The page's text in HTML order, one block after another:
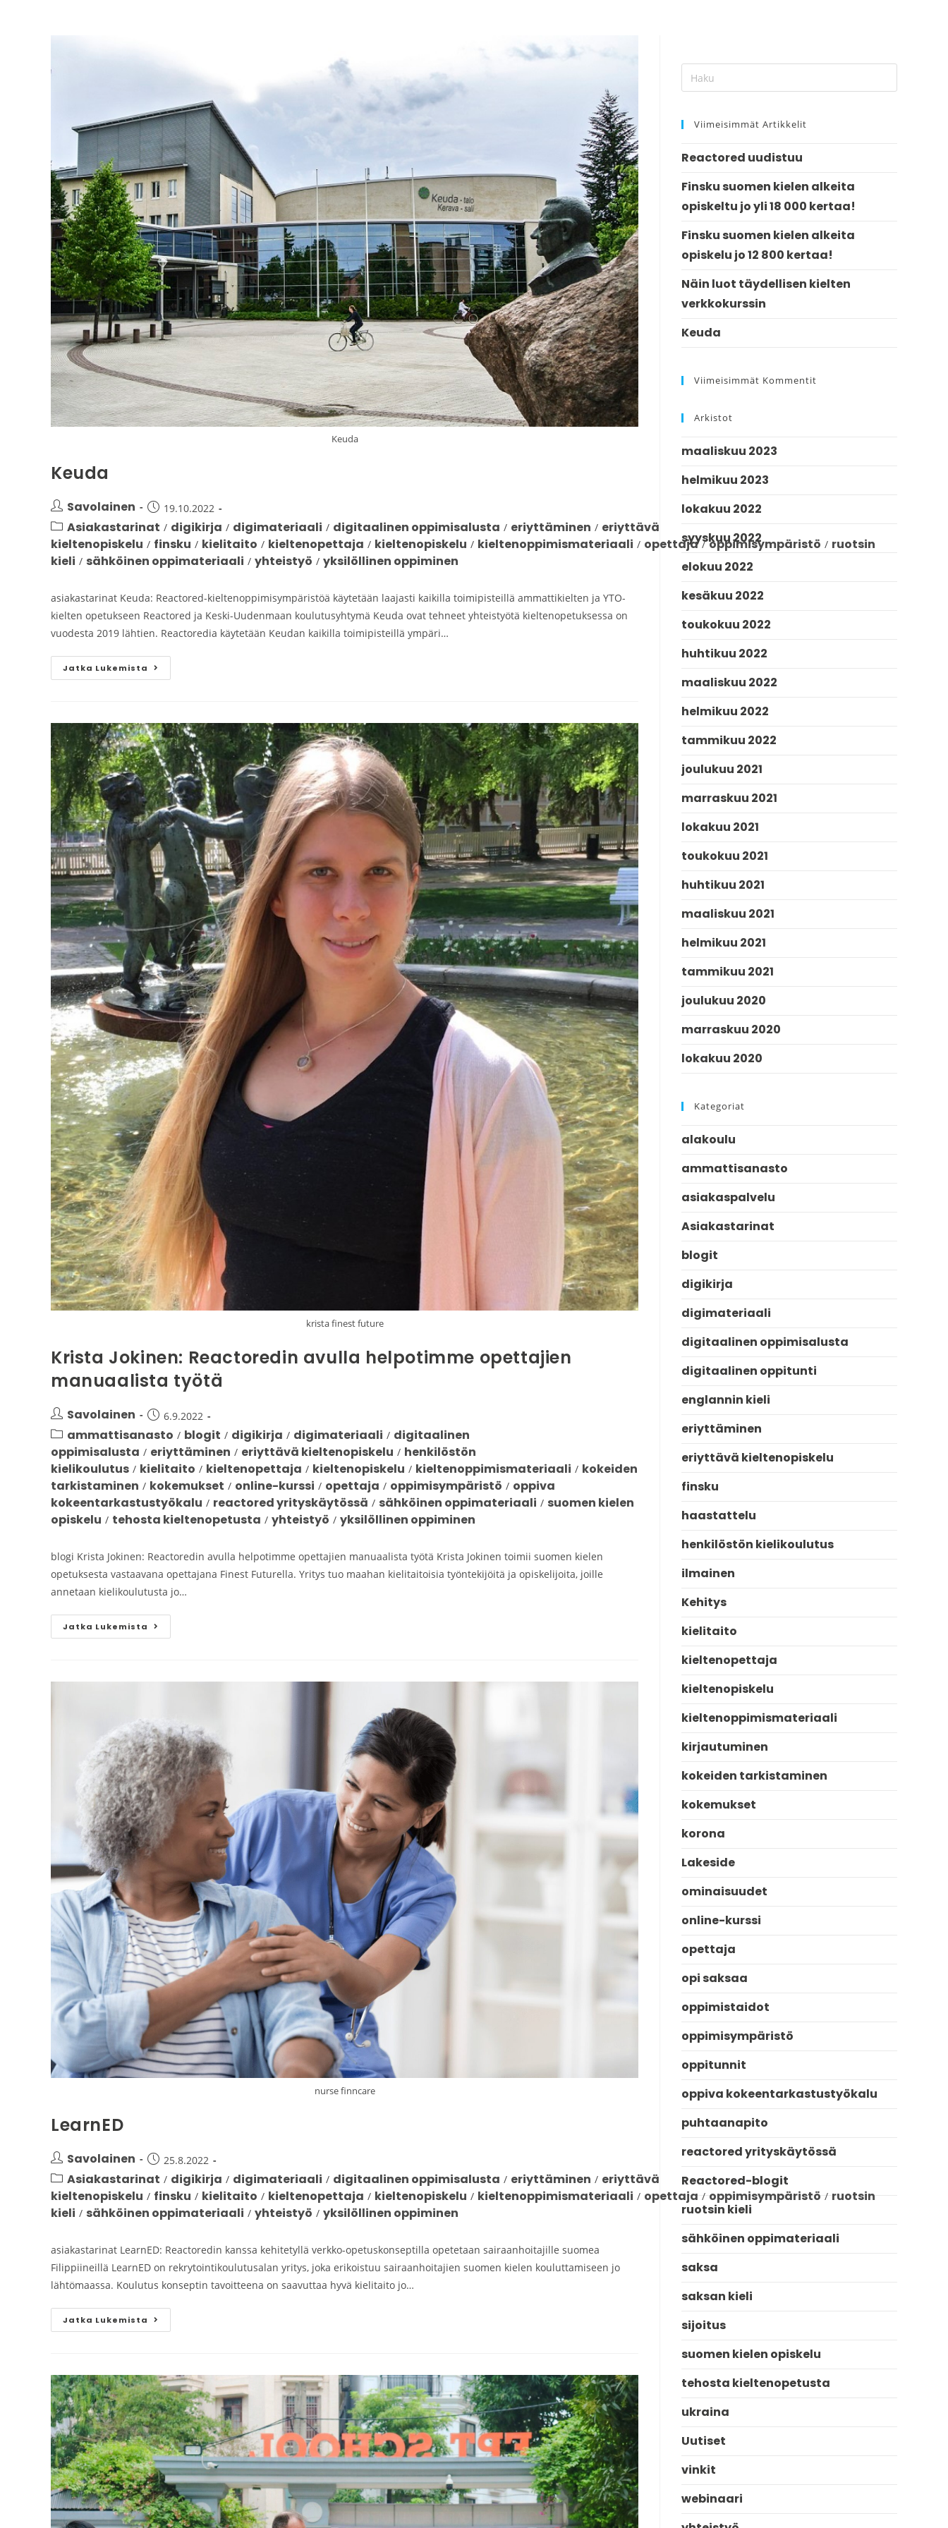
Keuda
Keuda
Savolainen 19.10.2022
Asiakastarinat / digikirja / digimateriaali / digitaalinen oppimisalusta / eriyttäminen / eriyttävä
kieltenopiskelu / finsku / kielitaito / kieltenopettaja / kieltenopiskelu / kieltenoppimismateriaali / opettaja / oppimisympäristö / ruotsin
kieli / sähköinen oppimateriaali / yhteistyö / yksilöllinen oppiminen
asiakastarinat Keuda: Reactored-kieltenoppimisympäristöä käytetään laajasti kaikilla toimipisteillä ammattikielten ja YTO-
kielten opetukseen Reactored ja Keski-Uudenmaan koulutusyhtymä Keuda ovat tehneet yhteistyötä kieltenopetuksessa on
vuodesta 2019 lähtien. Reactoredia käytetään Keudan kaikilla toimipisteillä ympäri…
Jatka Lukemista
krista finest future
Krista Jokinen: Reactoredin avulla helpotimme opettajien
manuaalista työtä
Savolainen 6.9.2022
ammattisanasto / blogit / digikirja / digimateriaali / digitaalinen
oppimisalusta / eriyttäminen / eriyttävä kieltenopiskelu / henkilöstön
kielikoulutus / kielitaito / kieltenopettaja / kieltenopiskelu / kieltenoppimismateriaali / kokeiden
tarkistaminen / kokemukset / online-kurssi / opettaja / oppimisympäristö / oppiva
kokeentarkastustyökalu / reactored yrityskäytössä / sähköinen oppimateriaali / suomen kielen
opiskelu / tehosta kieltenopetusta / yhteistyö / yksilöllinen oppiminen
blogi Krista Jokinen: Reactoredin avulla helpotimme opettajien manuaalista työtä Krista Jokinen toimii suomen kielen
opetuksesta vastaavana opettajana Finest Futurella. Yritys tuo maahan kielitaitoisia työntekijöitä ja opiskelijoita, joille
annetaan kielikoulutusta jo…
Jatka Lukemista
nurse finncare
LearnED
Savolainen 25.8.2022
Asiakastarinat / digikirja / digimateriaali / digitaalinen oppimisalusta / eriyttäminen / eriyttävä
kieltenopiskelu / finsku / kielitaito / kieltenopettaja / kieltenopiskelu / kieltenoppimismateriaali / opettaja / oppimisympäristö / ruotsin
kieli / sähköinen oppimateriaali / yhteistyö / yksilöllinen oppiminen
asiakastarinat LearnED: Reactoredin kanssa kehitetyllä verkko-opetuskonseptilla opetetaan sairaanhoitajille suomea
Filippiineillä LearnED on rekrytointikoulutusalan yritys, joka erikoistuu sairaanhoitajien suomen kielen kouluttamiseen jo
lähtömaassa. Koulutus konseptin tavoitteena on saavuttaa hyvä kielitaito jo…
Jatka Lukemista
Viimeisimmät Artikkelit
Reactored uudistuu
Finsku suomen kielen alkeita
opiskeltu jo yli 18 000 kertaa!
Finsku suomen kielen alkeita
opiskelu jo 12 800 kertaa!
Näin luot täydellisen kielten
verkkokurssin
Keuda
Viimeisimmät Kommentit
Arkistot
maaliskuu 2023
helmikuu 2023
lokakuu 2022
syyskuu 2022
elokuu 2022
kesäkuu 2022
toukokuu 2022
huhtikuu 2022
maaliskuu 2022
helmikuu 2022
tammikuu 2022
joulukuu 2021
marraskuu 2021
lokakuu 2021
toukokuu 2021
huhtikuu 2021
maaliskuu 2021
helmikuu 2021
tammikuu 2021
joulukuu 2020
marraskuu 2020
lokakuu 2020
Kategoriat
alakoulu
ammattisanasto
asiakaspalvelu
Asiakastarinat
blogit
digikirja
digimateriaali
digitaalinen oppimisalusta
digitaalinen oppitunti
englannin kieli
eriyttäminen
eriyttävä kieltenopiskelu
finsku
haastattelu
henkilöstön kielikoulutus
ilmainen
Kehitys
kielitaito
kieltenopettaja
kieltenopiskelu
kieltenoppimismateriaali
kirjautuminen
kokeiden tarkistaminen
kokemukset
korona
Lakeside
ominaisuudet
online-kurssi
opettaja
opi saksaa
oppimistaidot
oppimisympäristö
oppitunnit
oppiva kokeentarkastustyökalu
puhtaanapito
reactored yrityskäytössä
Reactored-blogit
ruotsin kieli
sähköinen oppimateriaali
saksa
saksan kieli
sijoitus
suomen kielen opiskelu
tehosta kieltenopetusta
ukraina
Uutiset
vinkit
webinaari